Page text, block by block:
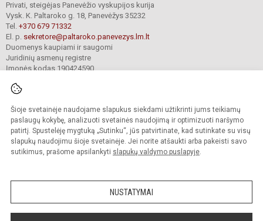
Šioje svetainėje naudojame slapukus siekdami užtikrinti jums teikiamų
paslaugų kokybę, analizuoti svetainės naudojimą ir optimizuoti naršymo
patirtį. Spustelėję mygtuką „Sutinku“, jūs patvirtinate, kad sutinkate su visų
slapukų naudojimu šioje svetainėje. Jei norite atšaukti arba pakeisti savo
sutikimus, prašome apsilankyti slapukų valdymo puslapyje.
NUSTATYMAI
Privati, steigėjas Panevėžio vyskupijos kurija
Vysk. K. Paltaroko g. 18, Panevėžys 35232
Tel. +370 679 71332
El. p. sekretore@paltaroko.panevezys.lm.lt
Duomenys kaupiami ir saugomi
Juridinių asmenų registre
Įmonės kodas 190424590
© 2023. Panevėžio Kazimiero Paltaroko gimnazija. Visos teisės saugomos.
Kopijuoti turinį be raštiško įstaigos administracijos sutikimo griežtai draudžiama.
Versija neįgaliesiems Slapukų valdymas
Sumanus būdas atnaujinti